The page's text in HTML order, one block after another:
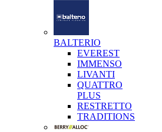
BALTERIO
EVEREST
IMMENSO
LIVANTI
QUATTRO
PLUS
RESTRETTO
TRADITIONS